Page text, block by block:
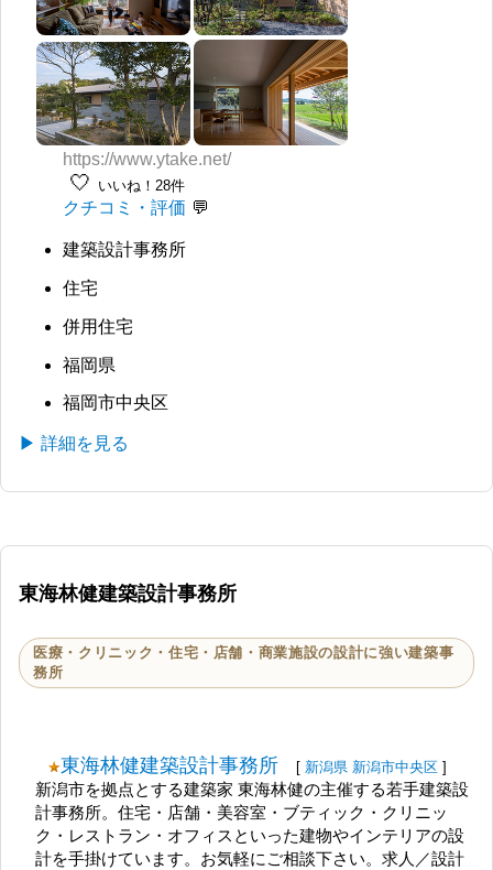
https://www.ytake.net/
🤍 いいね！28件
クチコミ・評価
建築設計事務所
住宅
併用住宅
福岡県
福岡市中央区
▶ 詳細を見る
東海林健建築設計事務所
医療・クリニック・住宅・店舗・商業施設の設計に強い建築事
務所
東海林健建築設計事務所 [ 新潟県 新潟市中央区 ]
新潟市を拠点とする建築家 東海林健の主催する若手建築設
計事務所。住宅・店舗・美容室・ブティック・クリニッ
ク・レストラン・オフィスといった建物やインテリアの設
計を手掛けています。お気軽にご相談下さい。求人／設計